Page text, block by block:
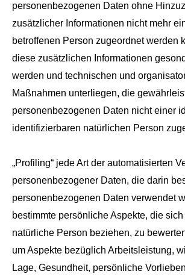
personenbezogenen Daten ohne
zusätzlicher Informationen nicht mehr
betroffenen Person zugeordnet werden
diese zusätzlichen Informationen
werden und technischen und
Maßnahmen unterliegen, die
personenbezogenen Daten nicht einer
identifizierbaren natürlichen Person
„Profiling“ jede Art der automatisierten
personenbezogener Daten, die darin
personenbezogenen Daten verwendet
bestimmte persönliche Aspekte, die
natürliche Person beziehen, zu
um Aspekte bezüglich Arbeitsleistung,
Lage, Gesundheit, persönliche